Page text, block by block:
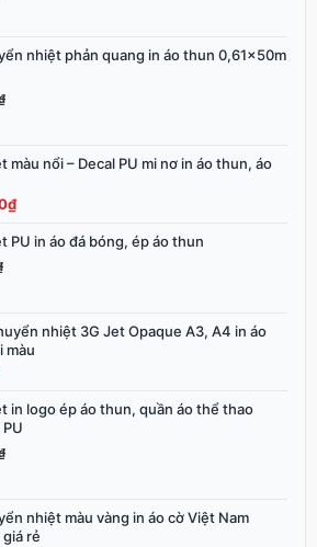
nhiệt phản quang in áo thun 0,61x50m
màu nổi – Decal PU mi nơ in áo thun, áo
₫
PU in áo đá bóng, ép áo thun
nhiệt 3G Jet Opaque A3, A4 in áo
màu
in logo ép áo thun, quần áo thể thao
nhiệt màu vàng in áo cờ Việt Nam
rẻ